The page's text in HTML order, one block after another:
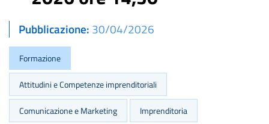
Pubblicazione 30/04/2026
Formazione
Attitudini e Competenze imprenditoriali
Comunicazione e Marketing Imprenditoria